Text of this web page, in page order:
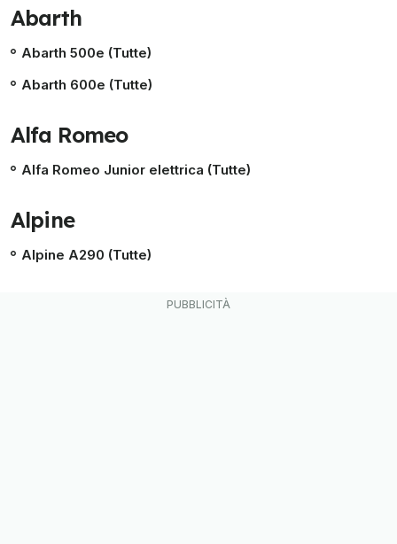
Abarth
Abarth 500e (Tutte)
Abarth 600e (Tutte)
Alfa Romeo
Alfa Romeo Junior elettrica (Tutte)
Alpine
Alpine A290 (Tutte)